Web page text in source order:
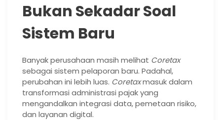
Bukan Sekadar Soal
Sistem Baru
Banyak perusahaan masih melihat Coretax
sebagai sistem pelaporan baru. Padahal,
perubahan ini lebih luas. Coretaxmasuk dalam
transformasi administrasi pajak yang
mengandalkan integrasi data, pemetaan risiko,
dan layanan digital.